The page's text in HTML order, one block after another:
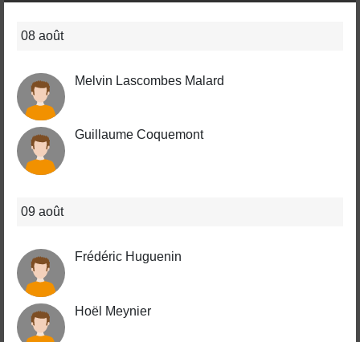
08 août
Melvin Lascombes Malard
Guillaume Coquemont
09 août
Frédéric Huguenin
Hoël Meynier